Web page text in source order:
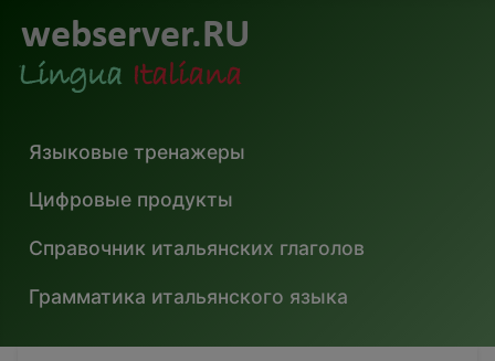
Языковые тренажеры
Цифровые продукты
Справочник итальянских глаголов
Грамматика итальянского языка